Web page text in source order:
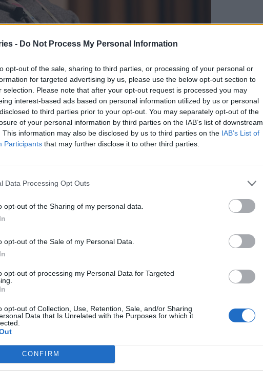
- Do Not Process My Personal Information
opt-out of the sale, sharing to third parties, or processing of your personal or
for targeted advertising by us, please use the below opt-out section to
selection. Please note that after your opt-out request is processed you may
interest-based ads based on personal information utilized by us or personal
to third parties prior to your opt-out. You may separately opt-out of the
of your personal information by third parties on the IAB’s list of downstream
This information may also be disclosed by us to third parties on the IAB’s List of
Participants that may further disclose it to other third parties.
Data Processing Opt Outs
opt-out of the Sharing of my personal data.
opt-out of the Sale of my Personal Data.
opt-out of processing my Personal Data for Targeted
opt-out of Collection, Use, Retention, Sale, and/or Sharing
Data that Is Unrelated with the Purposes for which it
CONFIRM
και φοβηθείς, όταν νιώσεις ότι πιάνεις πάτο.
κάθε άνθρωπο» σημείωσε ο κ.
αλκοόλ ξεκίνησε στην εφηβεία του ως μια
πανικού που βίωνε. «Το να σταματήσει
του μόλις παραδεχτεί ότι έχει πρόβλημα»
συμμετοχής του στο πρόγραμμα των Ανώνυμων
ότι χρειαζόμαστε και άλλα σημεία
ΑΑ λένε ότι αυτό μπορεί να είναι ο
εμάς» ανέφερε φέρνοντας ως παράδειγμα την
ταξιδεύει τη νύχτα. «Βλέποντάς τον ξέρεις
μπορεί απλώς να κάνεις κύκλους γύρω από
ΑΑ ήμουν σίγουρος ότι δε θα το κόψω,
υπογράμμισε και στάθηκε στην ανάγκη
είναι ένα τέτοιο επίτευγμα. «Είμαστε
και να έχουμε την ευθύνη του εαυτού μας.
μόνο που έχεις να κάνεις είναι να αλλάξεις
κ. Αθερίδης.